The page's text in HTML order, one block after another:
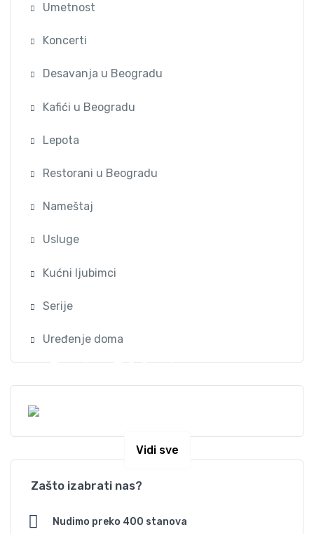
Umetnost
Koncerti
Desavanja u Beogradu
Kafići u Beogradu
Lepota
Restorani u Beogradu
Nameštaj
Usluge
Kućni ljubimci
Serije
Uređenje doma
Preko 300 stanova na
Vidi sve
Zašto izabrati nas?
Nudimo preko 400 stanova